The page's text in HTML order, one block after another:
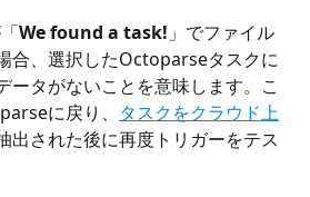
「
We found a task!」でファイル
合、選択したOctoparseタスクに
ータがないことを意味します。こ
に戻り、 タスクをクラウド上
出された後に再度トリガーをテス